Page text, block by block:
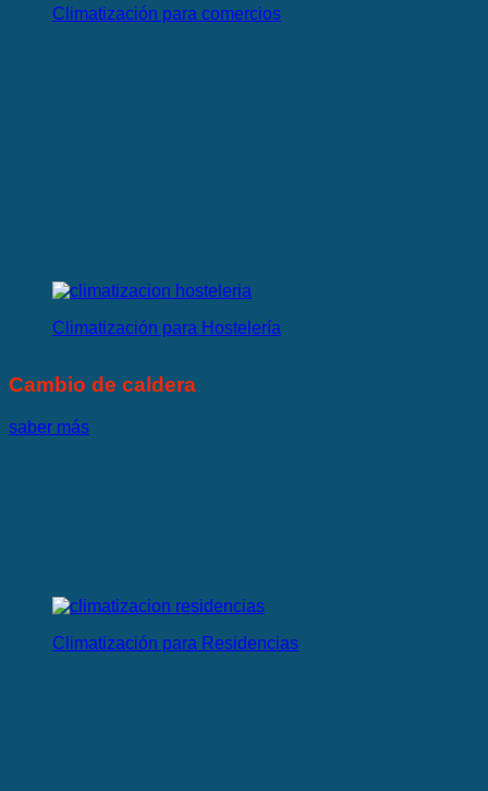
Climatización para comercios
Climatización para Hostelería
Climatización para Residencias
Cambio de caldera
saber más